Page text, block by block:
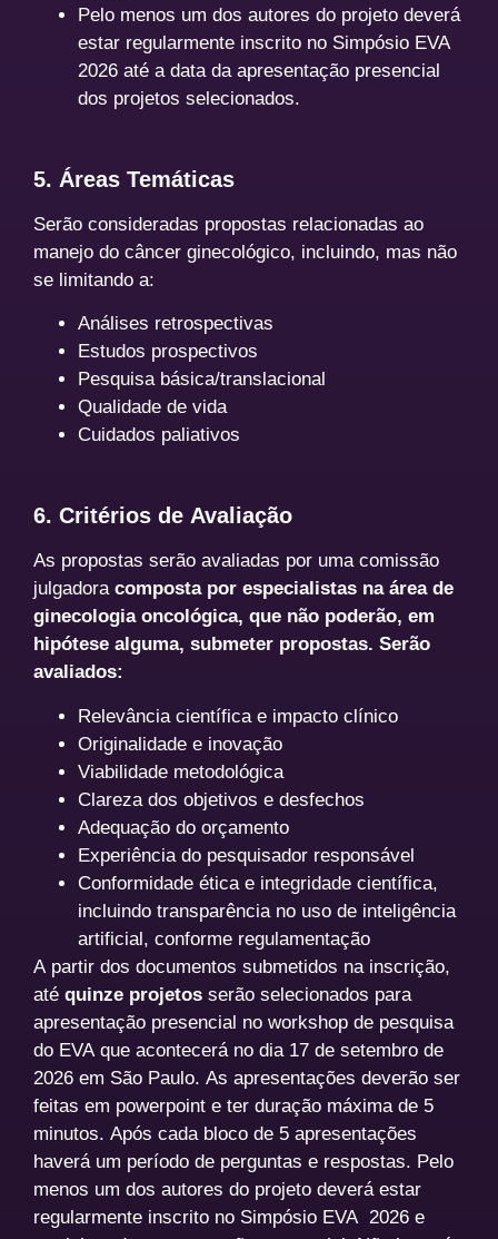
Pelo menos um dos autores do projeto deverá
estar regularmente inscrito no Simpósio EVA
2026 até a data da apresentação presencial
dos projetos selecionados.
5. Áreas Temáticas
Serão consideradas propostas relacionadas ao
manejo do câncer ginecológico, incluindo, mas não
se limitando a:
Análises retrospectivas
Estudos prospectivos
Pesquisa básica/translacional
Qualidade de vida
Cuidados paliativos
6. Critérios de Avaliação
As propostas serão avaliadas por uma comissão
julgadora composta por especialistas na área de
ginecologia oncológica, que não poderão, em
hipótese alguma, submeter propostas. Serão
avaliados:
Relevância científica e impacto clínico
Originalidade e inovação
Viabilidade metodológica
Clareza dos objetivos e desfechos
Adequação do orçamento
Experiência do pesquisador responsável
Conformidade ética e integridade científica,
incluindo transparência no uso de inteligência
artificial, conforme regulamentação
A partir dos documentos submetidos na inscrição,
até quinze projetos serão selecionados para
apresentação presencial no workshop de pesquisa
do EVA que acontecerá no dia 17 de setembro de
2026 em São Paulo. As apresentações deverão ser
feitas em powerpoint e ter duração máxima de 5
minutos. Após cada bloco de 5 apresentações
haverá um período de perguntas e respostas. Pelo
menos um dos autores do projeto deverá estar
regularmente inscrito no Simpósio EVA 2026 e